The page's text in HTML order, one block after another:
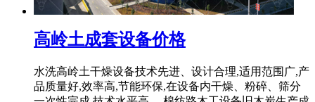
高岭土成套设备价格
水洗高岭土干燥设备技术先进、设计合理,适用范围广,产
品质量好,效率高,节能环保,在设备内干燥、粉碎、筛分